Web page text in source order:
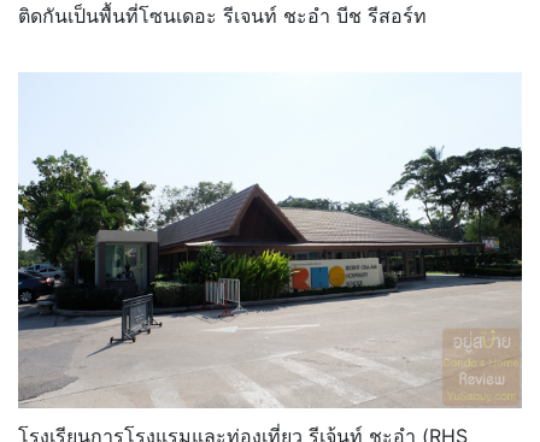
ติดกันเป็นพื้นที่โซนเดอะ รีเจนท์ ชะอำ บีช รีสอร์ท
โรงเรียนการโรงแรมและท่องเที่ยว รีเจ้นท์ ชะอำ (RHS